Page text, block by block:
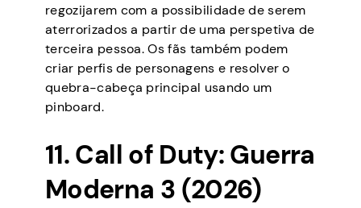
regozijarem com a possibilidade de serem
aterrorizados a partir de uma perspetiva de
terceira pessoa. Os fãs também podem
criar perfis de personagens e resolver o
quebra-cabeça principal usando um
pinboard.
11. Call of Duty: Guerra
Moderna 3 (2026)